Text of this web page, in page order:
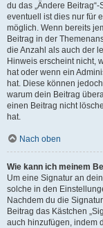
du das „Ändere
eventuell ist dies nur für
möglich. Wenn bereits
Beitrag in der
die Anzahl als auch der
Hinweis erscheint nicht,
hat oder wenn ein
hat. Diese können
warum dein Beitrag
einen Beitrag nicht
hat.
Nach oben
Wie kann ich meinem
Um eine Signatur an
solche in den
Nachdem du die
Beitrag das Kästchen
auch hinzufügen, indem